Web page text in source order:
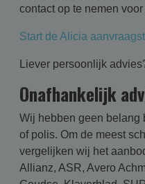
contact op te nemen
Start de Alicia
Liever persoonlijk
Onafhankelijk
Wij hebben geen belang
of polis. Om de meest
vergelijken wij het
Allianz, ASR, Avero